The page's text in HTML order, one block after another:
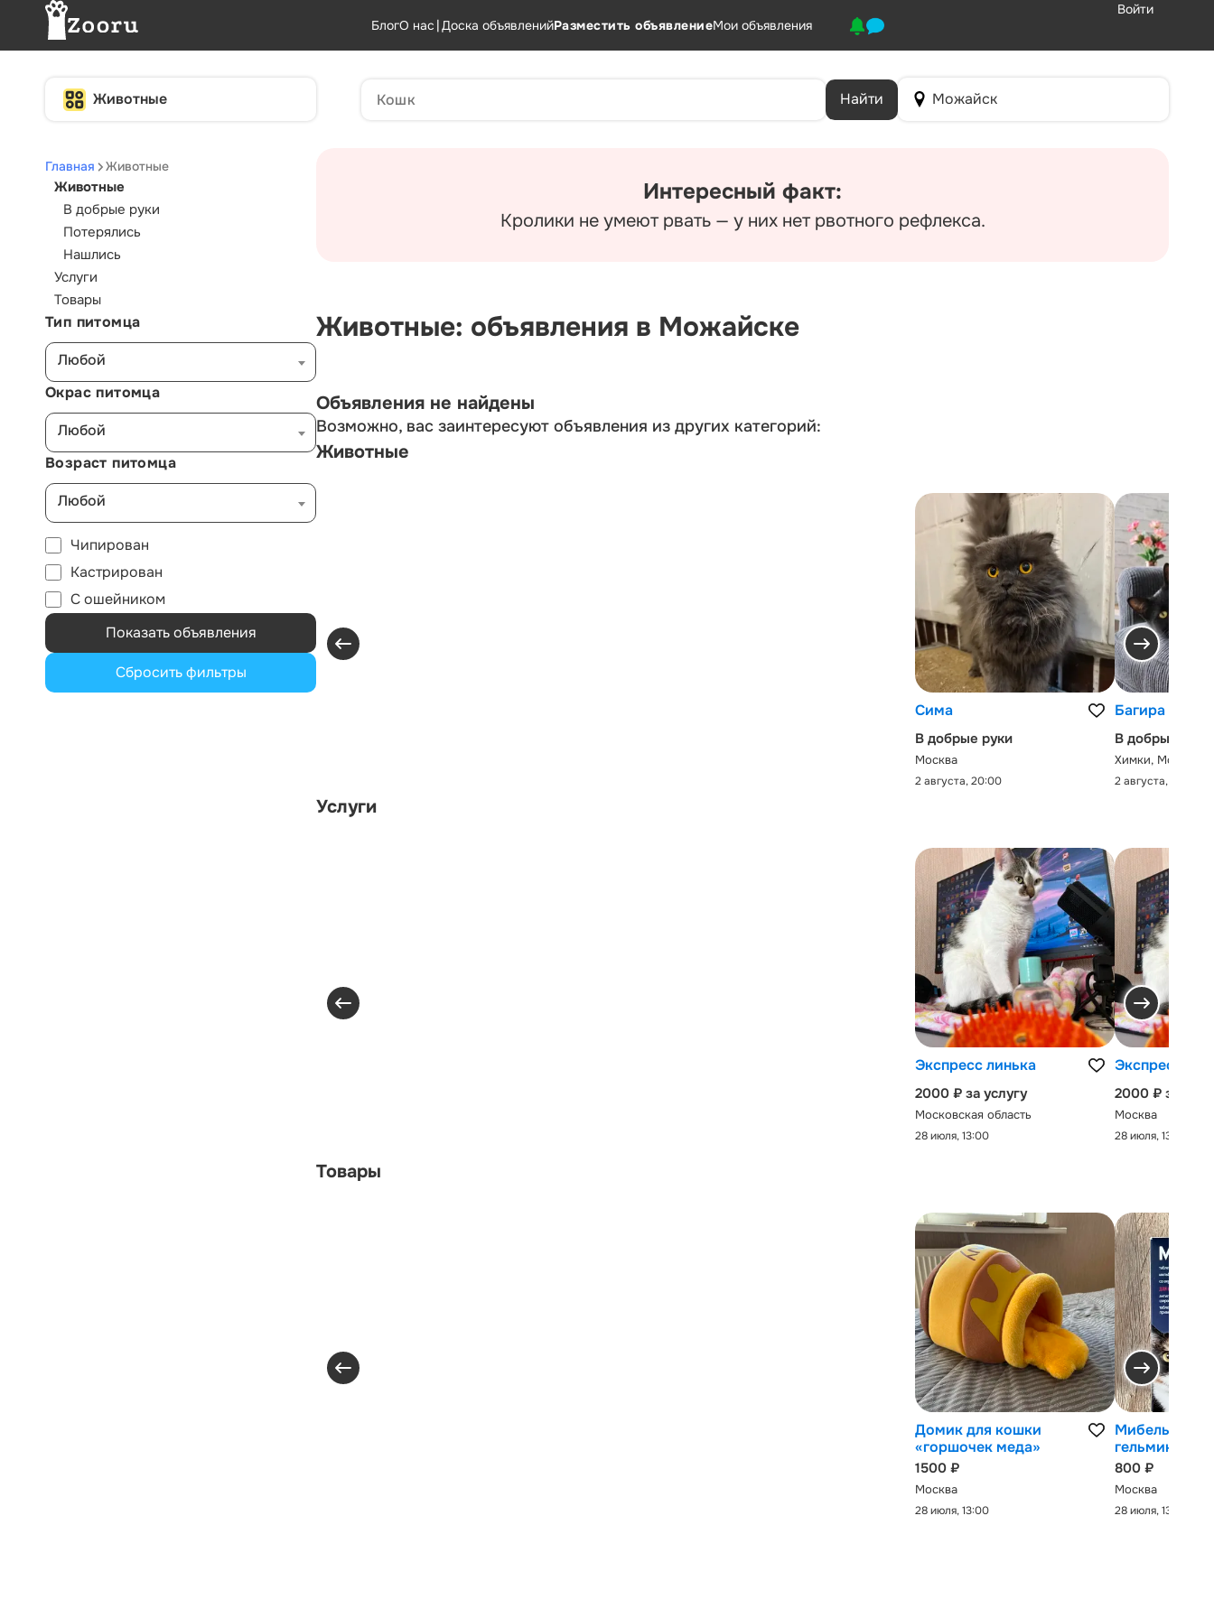
БлогО нас |Доска объявленийРазместить объявлениеМои объявления
Войти
Животные Найти Можайск
Животные
В добрые руки
Потерялись
Нашлись
Услуги
Товары
Тип питомца
Любой
Окрас питомца
Любой
Возраст питомца
Любой
Чипирован
Кастрирован
С ошейником
Показать объявления
Сбросить фильтры
Интересный факт:
Кролики не умеют рвать — у них нет рвотного рефлекса.
Животные: объявления в Можайске
Объявления не найдены
Возможно, вас заинтересуют объявления из других категорий:
Животные
Сима
В добрые руки
Москва
2 августа, 20:00
Багира
В добрые руки
Химки,
2 августа, 0:00
Услуги
Экспресс линька
2000 ₽ за услугу
Московская область
28 июля, 13:00
Экспресс-
2000 ₽ за
Москва
28 июля, 13:00
Товары
Домик для кошки
«горшочек меда»
1500 ₽
Москва
28 июля, 13:00
Мибельмакс
гельминтов
800 ₽
Москва
28 июля, 13:00